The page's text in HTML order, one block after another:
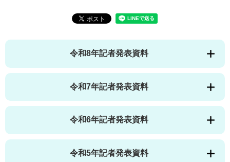
令和8年記者発表資料
令和7年記者発表資料
令和6年記者発表資料
令和5年記者発表資料